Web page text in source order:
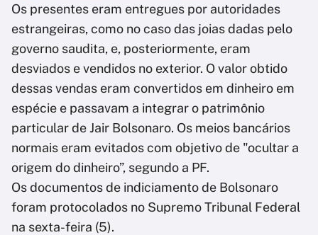
Os presentes eram entregues por autoridades
estrangeiras, como no caso das joias dadas pelo
governo saudita, e, posteriormente, eram
desviados e vendidos no exterior. O valor obtido
dessas vendas eram convertidos em dinheiro em
espécie e passavam a integrar o patrimônio
particular de Jair Bolsonaro. Os meios bancários
normais eram evitados com objetivo de "ocultar a
origem do dinheiro”, segundo a PF.
Os documentos de indiciamento de Bolsonaro
foram protocolados no Supremo Tribunal Federal
na sexta-feira (5).